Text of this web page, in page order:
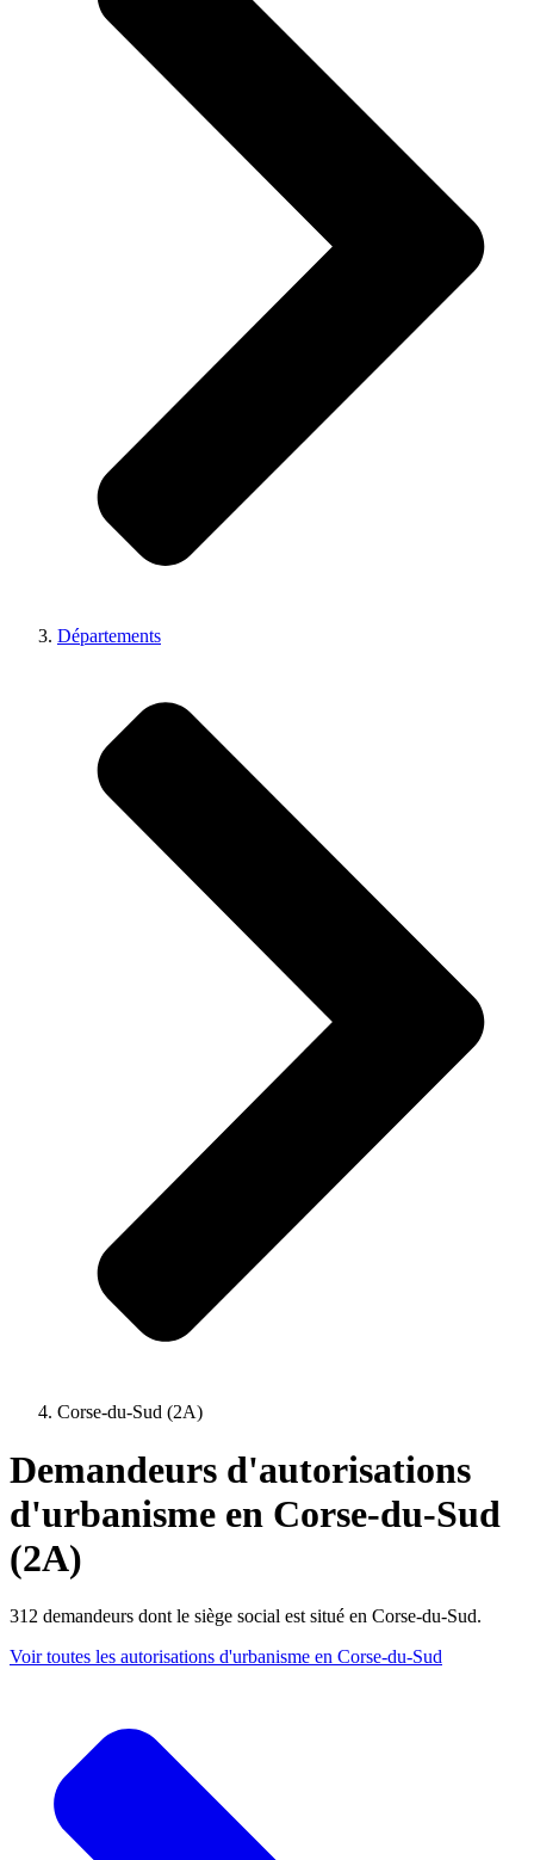
Départements
Corse-du-Sud (2A)
Demandeurs d'autorisations
d'urbanisme en Corse-du-Sud
(2A)
312 demandeurs dont le siège social est situé en Corse-du-Sud.
Voir toutes les autorisations d'urbanisme en Corse-du-Sud